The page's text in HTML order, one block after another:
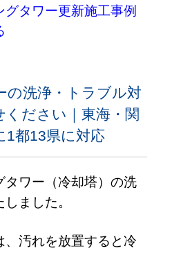
グタワー更新施工事例
の洗浄・トラブル対
ください｜東海・関
1都13県に対応
タワー（冷却塔）の洗
ました。
、汚れを放置すると冷